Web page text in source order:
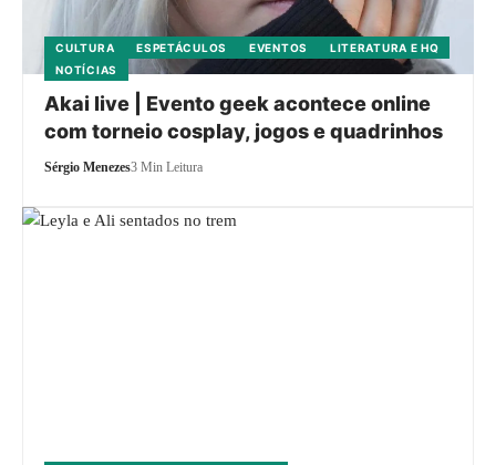
CULTURA ESPETÁCULOS EVENTOS
LITERATURA E HQ
NOTÍCIAS
Akai live | Evento geek acontece online
com torneio cosplay, jogos e quadrinhos
Sérgio Menezes3 Min Leitura